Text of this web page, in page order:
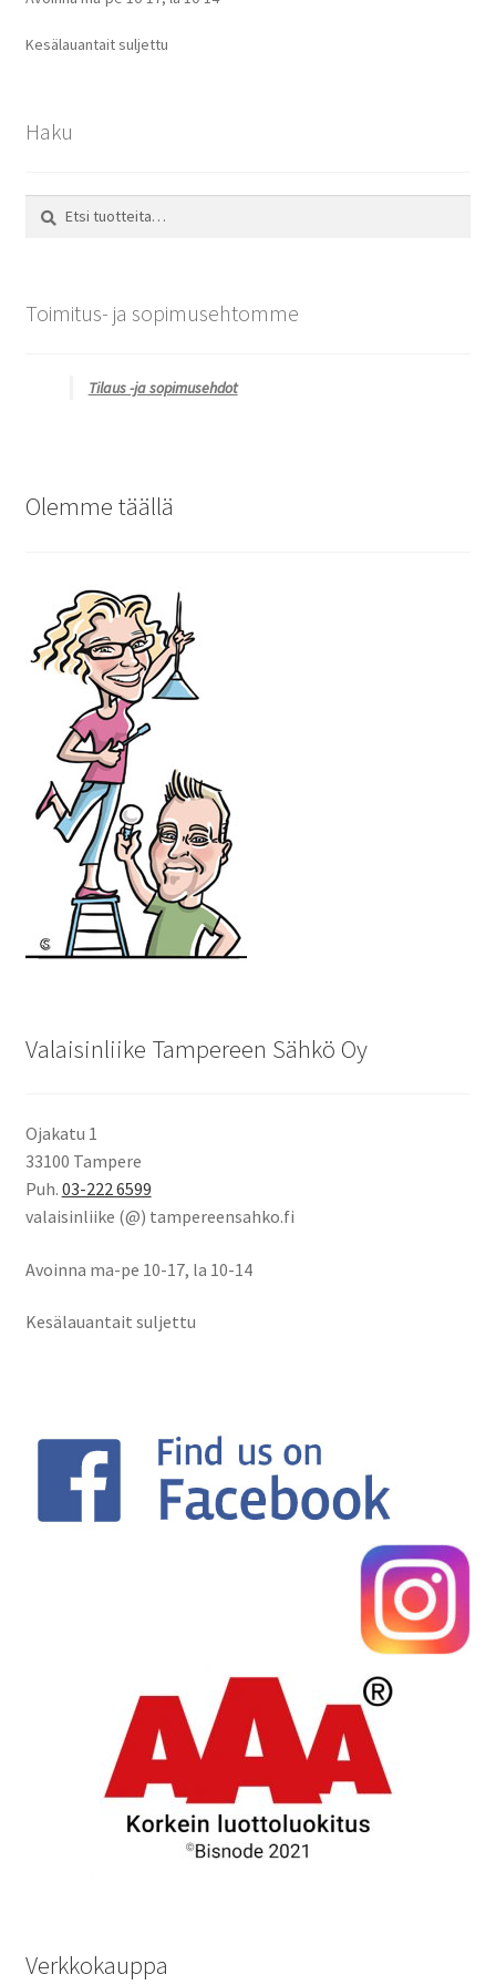
Kesälauantait suljettu
Haku
Toimitus- ja sopimusehtomme
Tilaus -ja sopimusehdot
Olemme täällä
Valaisinliike Tampereen Sähkö Oy
Ojakatu 1
33100 Tampere
Puh. 03-222 6599
valaisinliike (@) tampereensahko.fi
Avoinna ma-pe 10-17, la 10-14
Kesälauantait suljettu
Verkkokauppa